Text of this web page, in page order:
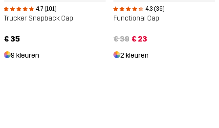
4.7 (101)
Trucker Snapback Cap
€ 35
9 kleuren
4.3 (36)
Functional Cap
€ 39 € 23
2 kleuren